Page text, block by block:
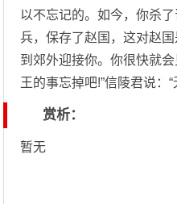
以不忘记的。如今，你杀
兵，保存了赵国，这对赵
到郊外迎接你。你很快就
王的事忘掉吧!”信陵君说：
赏析：
暂无